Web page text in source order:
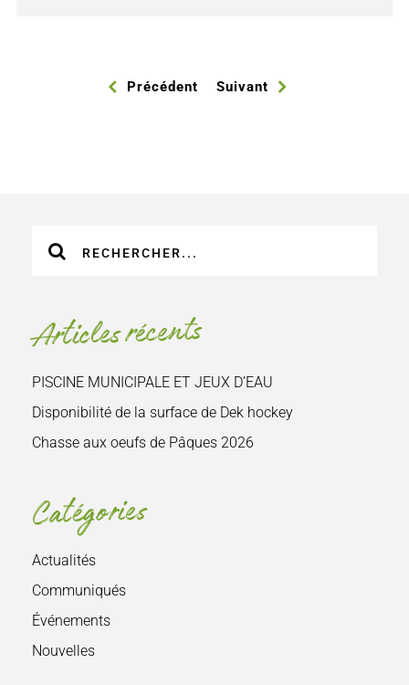
Précédent Suivant
sur
Articles récents
PISCINE MUNICIPALE ET JEUX D’EAU
Disponibilité de la surface de Dek hockey
Chasse aux oeufs de Pâques 2026
Catégories
Actualités
Communiqués
Événements
Nouvelles